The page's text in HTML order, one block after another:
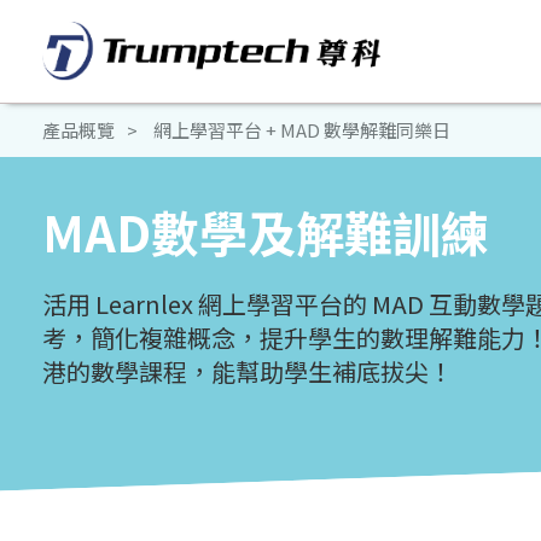
產品概覽 網上學習平台 + MAD 數學解難同樂日
MAD數學及解難訓練
活用 Learnlex 網上學習平台的 MAD 互動數學
考，簡化複雜概念，提升學生的數理解難能力
港的數學課程，能幫助學生補底拔尖！